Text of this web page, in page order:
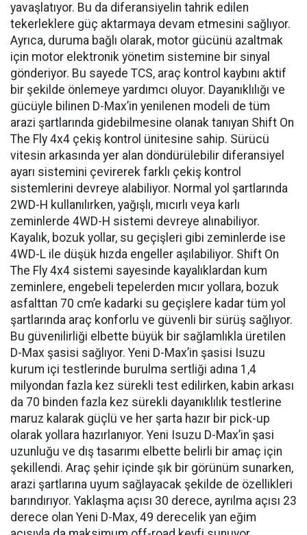
yavaşlatıyor. Bu da diferansiyelin tahrik edilen
tekerleklere güç aktarmaya devam etmesini sağlıyor.
Ayrıca, duruma bağlı olarak, motor gücünü azaltmak
için motor elektronik yönetim sistemine bir sinyal
gönderiyor. Bu sayede TCS, araç kontrol kaybını aktif
bir şekilde önlemeye yardımcı oluyor. Dayanıklılığı ve
gücüyle bilinen D-Max’in yenilenen modeli de tüm
arazi şartlarında gidebilmesine olanak tanıyan Shift On
The Fly 4x4 çekiş kontrol ünitesine sahip. Sürücü
vitesin arkasında yer alan döndürülebilir diferansiyel
ayarı sistemini çevirerek farklı çekiş kontrol
sistemlerini devreye alabiliyor. Normal yol şartlarında
2WD-H kullanılırken, yağışlı, mıcırlı veya karlı
zeminlerde 4WD-H sistemi devreye alınabiliyor.
Kayalık, bozuk yollar, su geçişleri gibi zeminlerde ise
4WD-L ile düşük hızda engeller aşılabiliyor. Shift On
The Fly 4x4 sistemi sayesinde kayalıklardan kum
zeminlere, engebeli tepelerden mıcır yollara, bozuk
asfalttan 70 cm’e kadarki su geçişlere kadar tüm yol
şartlarında araç konforlu ve güvenli bir sürüş sağlıyor.
Bu güvenilirliği elbette büyük bir sağlamlıkla üretilen
D-Max şasisi sağlıyor. Yeni D-Max’in şasisi Isuzu
kurum içi testlerinde burulma sertliği adına 1,4
milyondan fazla kez sürekli test edilirken, kabin arkası
da 70 binden fazla kez sürekli dayanıklılık testlerine
maruz kalarak güçlü ve her şarta hazır bir pick-up
olarak yollara hazırlanıyor. Yeni Isuzu D-Max’in şasi
uzunluğu ve dış tasarımı elbette belirli bir amaç için
şekillendi. Araç şehir içinde şık bir görünüm sunarken,
arazi şartlarına uyum sağlayacak şekilde de özellikleri
barındırıyor. Yaklaşma açısı 30 derece, ayrılma açısı 23
derece olan Yeni D-Max, 49 derecelik yan eğim